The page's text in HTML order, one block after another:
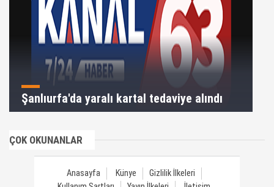
Şanlıurfa'da yaralı kartal tedaviye alındı
ÇOK OKUNANLAR
Anasayfa Künye
Gizlilik İlkeleri